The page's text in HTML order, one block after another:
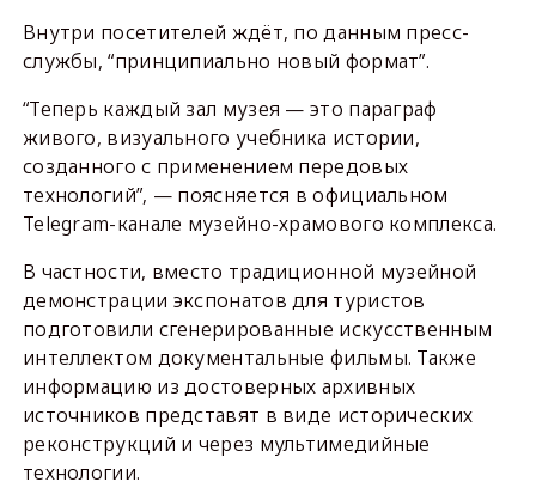
Внутри посетителей ждёт, по данным пресс-
службы, “принципиально новый формат”.
“Теперь каждый зал музея — это параграф
живого, визуального учебника истории,
созданного с применением передовых
технологий”, — поясняется в официальном
Telegram-канале музейно-храмового комплекса.
В частности, вместо традиционной музейной
демонстрации экспонатов для туристов
подготовили сгенерированные искусственным
интеллектом документальные фильмы. Также
информацию из достоверных архивных
источников представят в виде исторических
реконструкций и через мультимедийные
технологии.